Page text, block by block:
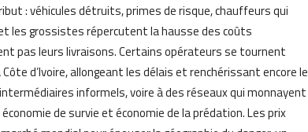
: véhicules détruits, primes de risque, chauffeurs qui
les grossistes répercutent la hausse des coûts
pas leurs livraisons. Certains opérateurs se tournent
d’Ivoire, allongeant les délais et renchérissant encore le
informels, voire à des réseaux qui monnayent
de survie et économie de la prédation. Les prix